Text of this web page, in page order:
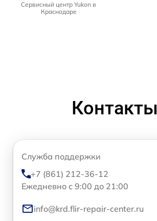
Сервисный центр Yukon в
Краснодаре
Контакты
Служба поддержки
+7 (861) 212-36-12
Ежедневно с 9:00 до 21:00
info@krd.flir-repair-center.ru